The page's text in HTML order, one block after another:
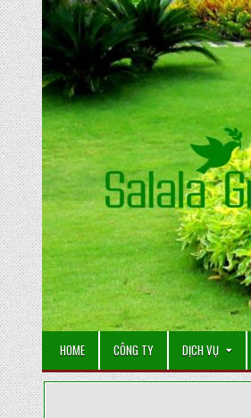
Skip
to
content
HOME CÔNG TY DỊCH VỤ